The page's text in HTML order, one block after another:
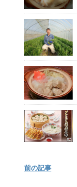
前の記事